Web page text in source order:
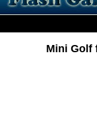
Mini Golf